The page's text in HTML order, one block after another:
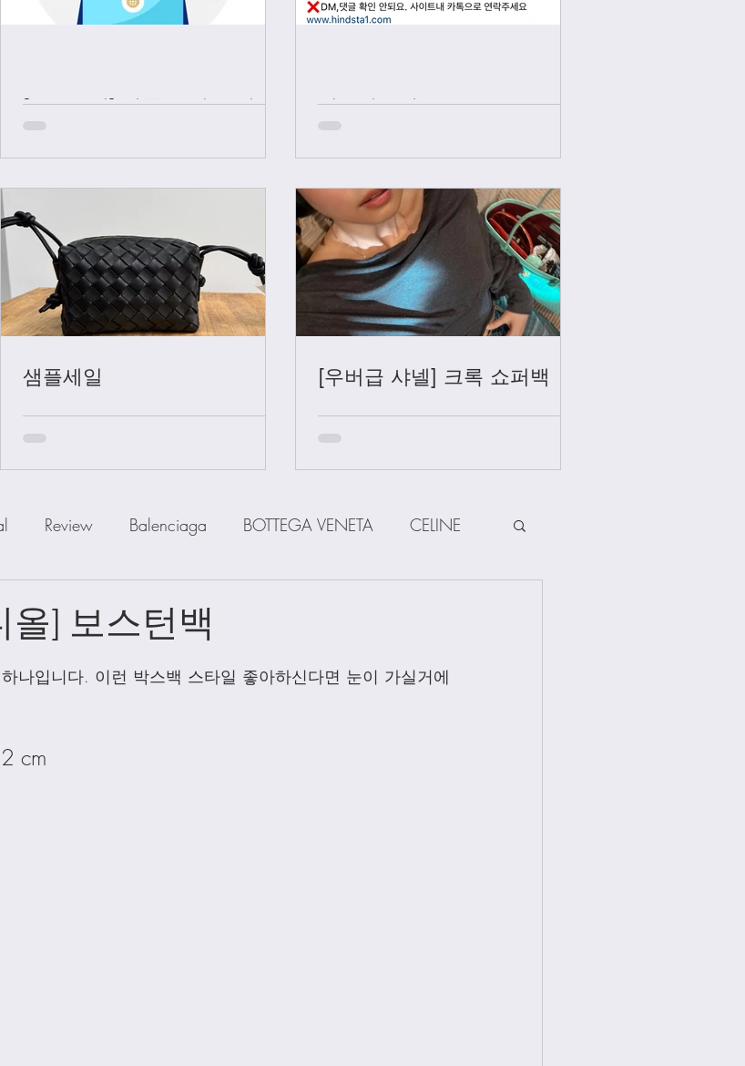
[중요공지] 카톡 문의 응대 시
간
인스타그램
샘플세일 [우버급 샤넬] 크록 쇼퍼백
Review Balenciaga BOTTEGA VENETA CELINE
PRADA SAINT LAUENT The Row Other Brands
올] 보스턴백
나입니다. 이런 박스백 스타일 좋아하신다면 눈이 가실거에
cm